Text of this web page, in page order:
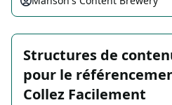
Structures de
pour le
Collez Facilement